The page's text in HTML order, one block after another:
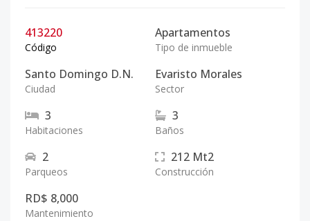
413220
Código
Apartamentos
Tipo de inmueble
Santo Domingo D.N.
Ciudad
Evaristo Morales
Sector
3
Habitaciones
3
Baños
2
Parqueos
212 Mt2
Construcción
RD$ 8,000
Mantenimiento